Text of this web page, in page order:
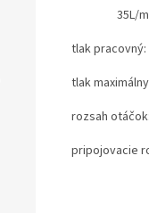
35L/min
tlak pracovný:
tlak
rozsah
pripojovacie